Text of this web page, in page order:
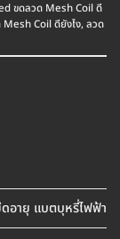
ขดลวด Mesh Coil ดี
Mesh Coil ดียังไง, ลวด
อายุ แบตบุหรี่ไฟฟ้า